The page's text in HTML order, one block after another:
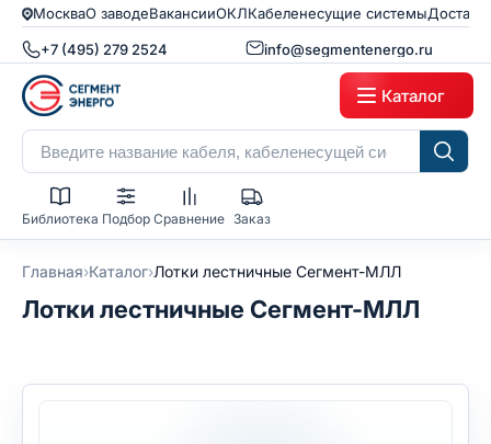
МоскваО заводеВакансииОКЛКабеленесущие системы
+7 (495) 279 2524 info@segmentenergo.ru
Каталог
Библиотека Подбор Сравнение Заказ
Главная›Каталог›Лотки лестничные Сегмент-МЛЛ
Лотки лестничные Сегмент-МЛЛ